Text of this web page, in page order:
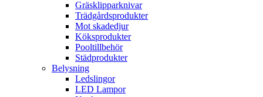
Gräsklipparknivar
Trädgårdsprodukter
Mot skadedjur
Köksprodukter
Pooltillbehör
Städprodukter
Belysning
Ledslingor
LED Lampor